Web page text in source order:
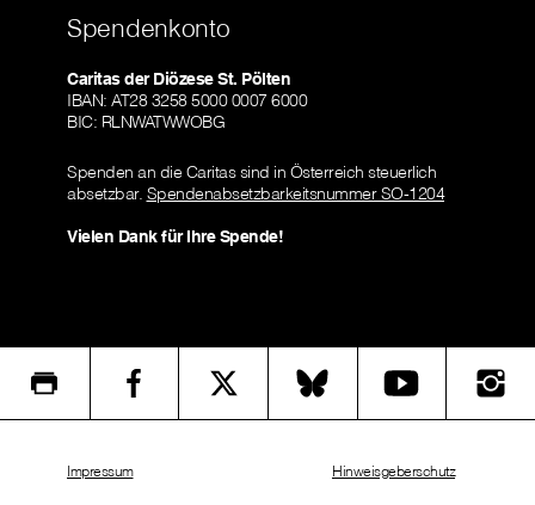
Spendenkonto
Caritas der Diözese St. Pölten
IBAN: AT28 3258 5000 0007 6000
BIC: RLNWATWWOBG
Spenden an die Caritas sind in Österreich steuerlich
absetzbar. Spendenabsetzbarkeitsnummer SO-1204
Vielen Dank für Ihre Spende!
Impressum Hinweisgeberschutz